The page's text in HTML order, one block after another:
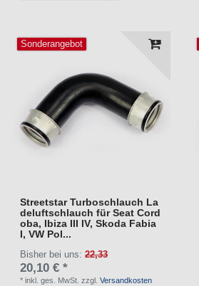
Sonderangebot
Streetstar Turboschlauch La
deluftschlauch für Seat Cord
oba, Ibiza III IV, Skoda Fabia
I, VW Pol...
Bisher bei uns:22,33
20,10 € *
*inkl. ges. MwSt. zzgl.Versandkosten